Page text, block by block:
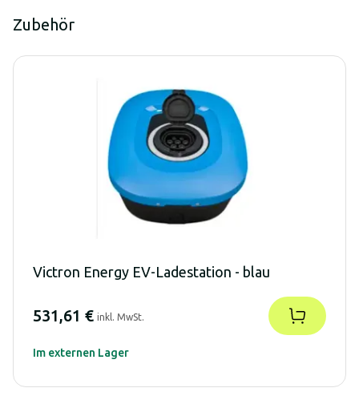
Zubehör
Victron Energy EV-Ladestation - blau
531,61 € inkl. MwSt.
Im externen Lager